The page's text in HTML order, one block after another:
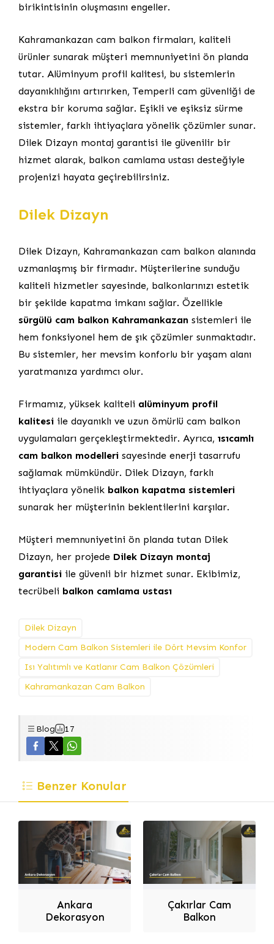
birikintisinin oluşmasını engeller.
Kahramankazan cam balkon firmaları, kaliteli
ürünler sunarak müşteri memnuniyetini ön planda
tutar. Alüminyum profil kalitesi, bu sistemlerin
dayanıklılığını artırırken, Temperli cam güvenliği de
ekstra bir koruma sağlar. Eşikli ve eşiksiz sürme
sistemler, farklı ihtiyaçlara yönelik çözümler sunar.
Dilek Dizayn montaj garantisi ile güvenilir bir
hizmet alarak, balkon camlama ustası desteğiyle
projenizi hayata geçirebilirsiniz.
Dilek Dizayn
Dilek Dizayn, Kahramankazan cam balkon alanında
uzmanlaşmış bir firmadır. Müşterilerine sunduğu
kaliteli hizmetler sayesinde, balkonlarınızı estetik
bir şekilde kapatma imkanı sağlar. Özellikle
sürgülü cam balkon Kahramankazan sistemleri ile
hem fonksiyonel hem de şık çözümler sunmaktadır.
Bu sistemler, her mevsim konforlu bir yaşam alanı
yaratmanıza yardımcı olur.
Firmamız, yüksek kaliteli alüminyum profil
kalitesi ile dayanıklı ve uzun ömürlü cam balkon
uygulamaları gerçekleştirmektedir. Ayrıca, ısıcamlı
cam balkon modelleri sayesinde enerji tasarrufu
sağlamak mümkündür. Dilek Dizayn, farklı
ihtiyaçlara yönelik balkon kapatma sistemleri
sunarak her müşterinin beklentilerini karşılar.
Müşteri memnuniyetini ön planda tutan Dilek
Dizayn, her projede Dilek Dizayn montaj
garantisi ile güvenli bir hizmet sunar. Ekibimiz,
tecrübeli balkon camlama ustası
Dilek Dizayn
Modern Cam Balkon Sistemleri ile Dört Mevsim Konfor
Isı Yalıtımlı ve Katlanır Cam Balkon Çözümleri
Kahramankazan Cam Balkon
Blog 17
Benzer Konular
Ankara
Dekorasyon
Çakırlar Cam
Balkon
Dilek Dizayn